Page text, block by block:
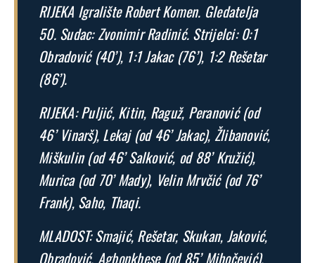
RIJEKA Igralište Robert Komen. Gledatelja
50. Sudac: Zvonimir Radinić. Strijelci: 0:1
Obradović (40’), 1:1 Jakac (76’), 1:2 Rešetar
(86’).
RIJEKA: Puljić, Kitin, Raguž, Peranović (od
46’ Vinarš), Lekaj (od 46’ Jakac), Žlibanović,
Miškulin (od 46’ Salković, od 88’ Kružić),
Murica (od 70’ Mady), Velin Mrvčić (od 76’
Frank), Saho, Thaqi.
MLADOST: Smajić, Rešetar, Skukan, Jaković,
Obradović, Agbonkhese (od 85’ Mihočević),